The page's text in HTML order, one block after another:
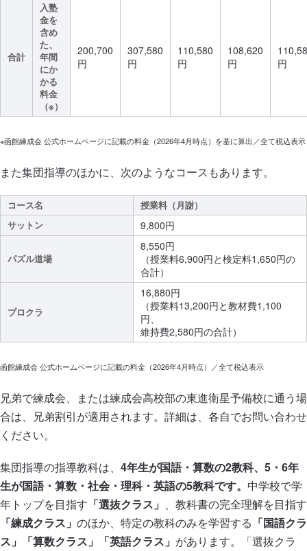
合計
入塾
金を
含め
た、
年間
にか
かる
料金
（※）
200,700
円
307,580
円
110,580
円
108,620
円
円
※函館練成会 公式ホームページに記載の料金（2026年4月時点）を基に算出／全て税込表示
また集団指導のほかに、次のようなコースもあります。
コース名
授業料（月謝）
サットン
9,800円
パズル道場
8,550円
（授業料6,900円と検定料1,650円の
合計）
プロクラ
16,880円
（授業料13,200円と教材費1,100
円、
維持費2,580円の合計）
函館練成会 公式ホームページに記載の料金（2026年4月時点）／全て税込表示
兄弟で練成会、または練成会高校部の東進衛星予備校に通う場
合は、兄弟割引が適用されます。詳細は、各自でお問い合わせ
ください。
集団指導の指導教科は、 4年生が国語・算数の2教科、5・6年
生が国語・算数・社会・理科・英語の5教科です。 中学校で学
年トップを目指す 「選抜クラス」 、教科書の完全理解を目指す
「練成クラス」 のほか、特定の教科のみを学習する 「国語クラ
ス」「算数クラス」「英語クラス」 があります。「選抜クラ